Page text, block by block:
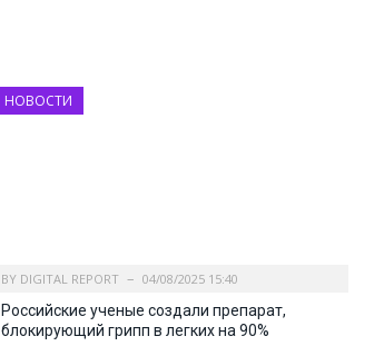
НОВОСТИ
BY DIGITAL REPORT 04/08/2025 15:40
Российские ученые создали препарат,
блокирующий грипп в легких на 90%